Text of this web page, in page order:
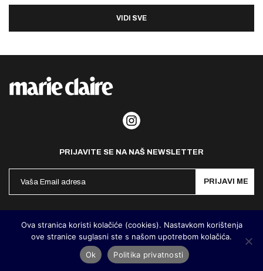
VIDI SVE
PRIJAVITE SE NA NAŠ NEWSLETTER
PRIJAVI ME
MarieClaire Hrvatska 2026. Designed and developed by Cubes
Ova stranica koristi kolačiće (cookies). Nastavkom korištenja
ove stranice suglasni ste s našom upotrebom kolačića.
Ok
Politika privatnosti